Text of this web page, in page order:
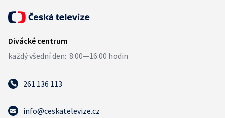
261 136 113
info@ceskatelevize.cz